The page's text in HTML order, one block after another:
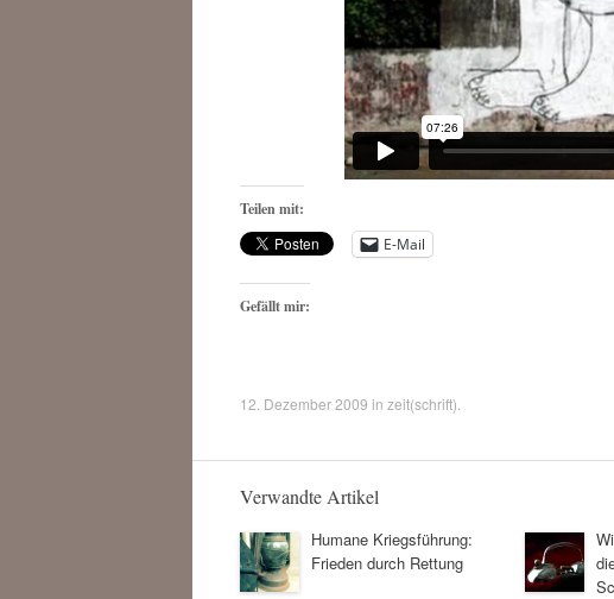
Teilen mit:
E-Mail
Gefällt mir:
12. Dezember 2009 in zeit(schrift)
Verwandte Artikel
Humane Kriegsführung:
Frieden durch Rettung